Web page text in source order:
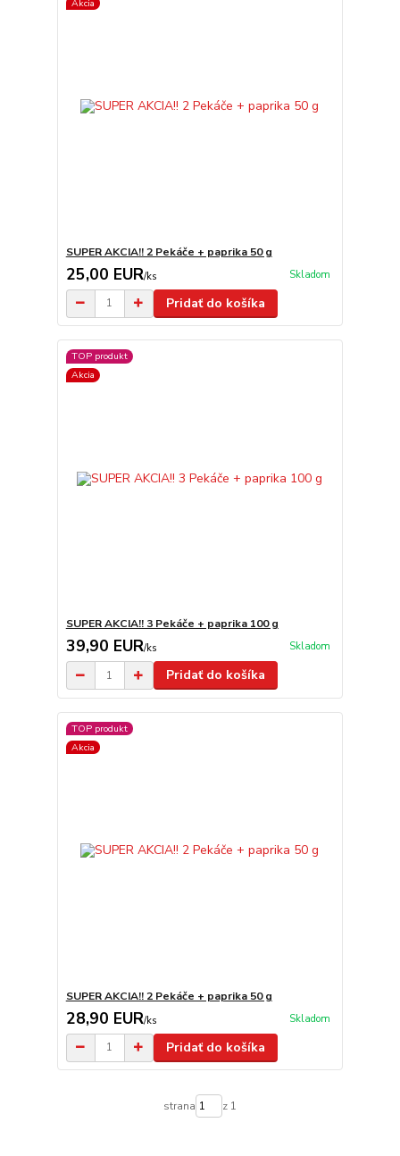
Akcia
SUPER AKCIA!! 2 Pekáče + paprika 50 g
25,00 EUR/ks Skladom
Pridať do košíka
TOP produkt
Akcia
SUPER AKCIA!! 3 Pekáče + paprika 100 g
39,90 EUR/ks Skladom
Pridať do košíka
TOP produkt
Akcia
SUPER AKCIA!! 2 Pekáče + paprika 50 g
28,90 EUR/ks Skladom
Pridať do košíka
strana z 1